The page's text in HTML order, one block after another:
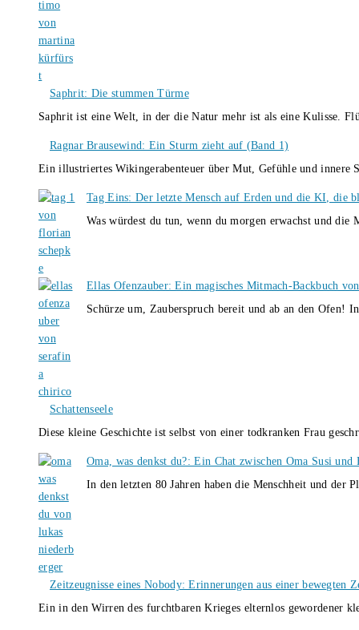
Saphrit: Die stummen Türme
Saphrit ist eine Welt, in der die Natur mehr ist als eine Kulisse.
Ragnar Brausewind: Ein Sturm zieht auf (Band 1)
Ein illustriertes Wikingerabenteuer über Mut, Gefühle und
Tag Eins: Der letzte Mensch auf Erden und die KI, die
Was würdest du tun, wenn du morgen erwachst und
Ellas Ofenzauber: Ein magisches Mitmach-Backbuch
Schürze um, Zauberspruch bereit und ab an den Ofen!
Schattenseele
Diese kleine Geschichte ist selbst von einer todkranken Frau
Oma, was denkst du?: Ein Chat zwischen Oma Susi
In den letzten 80 Jahren haben die Menschheit und
Zeitzeugnisse eines Nobody: Erinnerungen aus einer bewegten
Ein in den Wirren des furchtbaren Krieges elternlos gewordener